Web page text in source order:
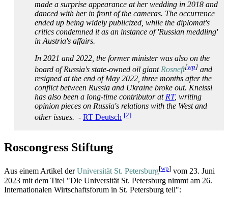
made a surprise appearance at her wedding in 2018 and
danced with her in front of the cameras. The occurrence
ended up being widely publicized, while the diplomat's
critics condemned it as an instance of 'Russian meddling'
in Austria's affairs.
In 2021 and 2022, the former minister was also on the
board of Russia's state-owned oil giantRosneft[wp] and
resigned at the end of May 2022, three months after the
conflict between Russia and Ukraine broke out. Kneissl
has also been a long-time contributor atRT, writing
opinion pieces on Russia's relations with the West and
other issues. - RT Deutsch [2]
Roscongress Stiftung
Aus einem Artikel derUniversität St. Petersburg[wp] vom 23. Juni
2023 mit dem Titel "Die Universität St. Petersburg nimmt am 26.
Internationalen Wirtschaftsforum in St. Petersburg teil":